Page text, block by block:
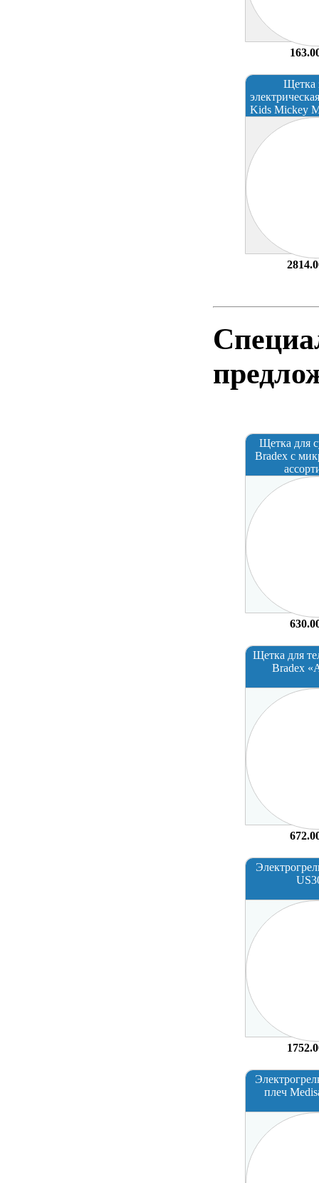
Щетка
Kids Mickey
Щетка для
Bradex с
Щетка для
Bradex
плеч